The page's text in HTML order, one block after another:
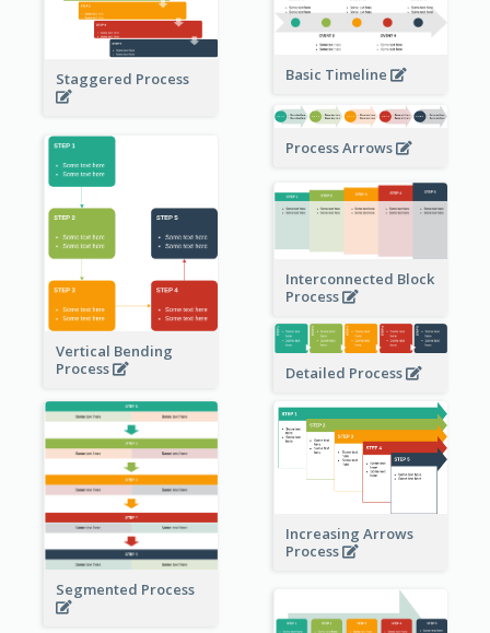
Staggered Process Basic Timeline
Process Arrows
Vertical Bending
Process
Interconnected Block
Process
Detailed Process
Segmented Process
Increasing Arrows
Process